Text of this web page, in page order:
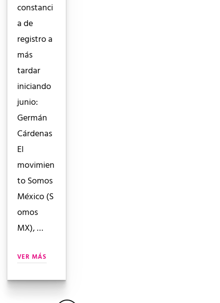
constanci
a de
registro a
más
tardar
iniciando
junio:
Germán
Cárdenas
El
movimien
to Somos
México (S
omos
MX), …
VER MÁS